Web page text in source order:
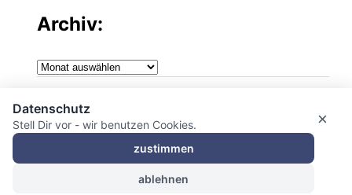
War on Iran: Saudi Arabia warns of imminent
19:43 Uhr [Middle East Monitor]
Turkiye and Pakistan sign landmark Mecca
defence pact
Archiv:
Archiv:
Impressum
Datenschutzerklärung
×
Datenschutz
Stell Dir vor - wir benutzen Cookies.
zustimmen
ablehnen